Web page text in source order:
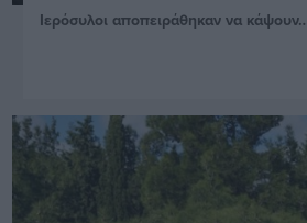
Ιερόσυλοι αποπειράθηκαν να